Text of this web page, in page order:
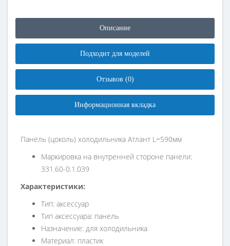
Описание
Подходит для моделей
Отзывов (0)
Информационная вкладка
Панель (цоколь) холодильника Атлант L=590мм
Маркировка на внутренней стороне панели:
331.60-0.1.039
Характеристики:
Тип: аксессуар
Тип аксессуара: панель
Назначение: для холодильника
Материал: пластик